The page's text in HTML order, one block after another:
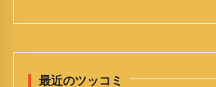
最近のツッコミ